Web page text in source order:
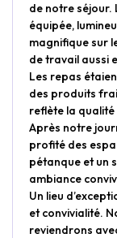
de notre séjour.
équipée,
magnifique sur
de travail aussi
Les repas
des produits
reflète la qualité
Après notre
profité des
pétanque et un
ambiance
Un lieu
et convivialité.
reviendrons